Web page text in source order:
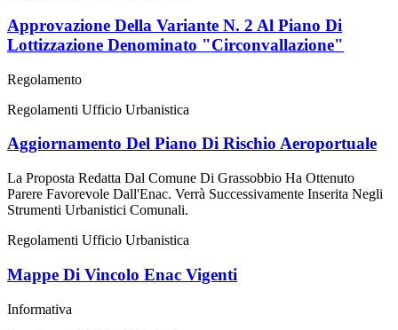
Approvazione Della Variante N. 2 Al Piano Di
Lottizzazione Denominato "Circonvallazione"
Regolamento
Regolamenti Ufficio Urbanistica
Aggiornamento Del Piano Di Rischio Aeroportuale
La Proposta Redatta Dal Comune Di Grassobbio Ha Ottenuto
Parere Favorevole Dall'Enac. Verrà Successivamente Inserita Negli
Strumenti Urbanistici Comunali.
Regolamenti Ufficio Urbanistica
Mappe Di Vincolo Enac Vigenti
Informativa